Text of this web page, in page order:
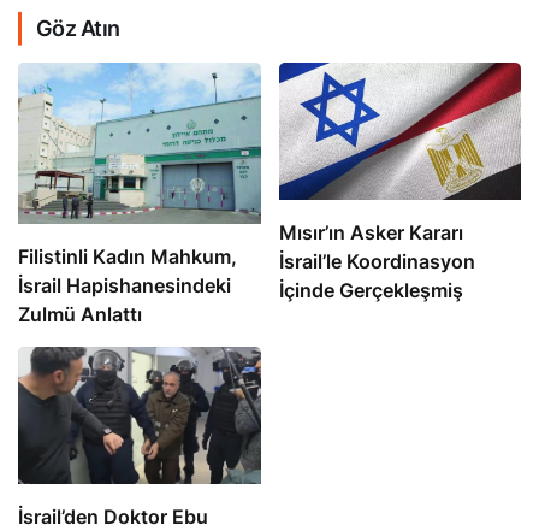
Göz Atın
Filistinli Kadın Mahkum,
İsrail Hapishanesindeki
Zulmü Anlattı
Mısır’ın Asker Kararı
İsrail’le Koordinasyon
İçinde Gerçekleşmiş
İsrail’den Doktor Ebu